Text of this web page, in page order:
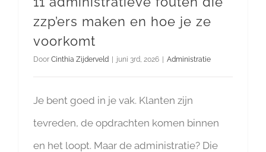
zzp’ers maken en hoe je ze
voorkomt
Door Cinthia Zijderveld | juni 3rd, 2026 | Administratie
Je bent goed in je vak. Klanten zijn
tevreden, de opdrachten komen binnen
en het loopt. Maar de administratie? Die